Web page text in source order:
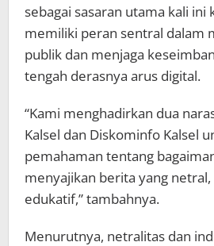
sebagai sasaran utama kali ini
memiliki peran sentral dalam
publik dan menjaga
tengah derasnya arus digital.
“Kami menghadirkan dua
Kalsel dan Diskominfo Kalsel
pemahaman tentang
menyajikan berita yang
edukatif,” tambahnya.
Menurutnya, netralitas dan